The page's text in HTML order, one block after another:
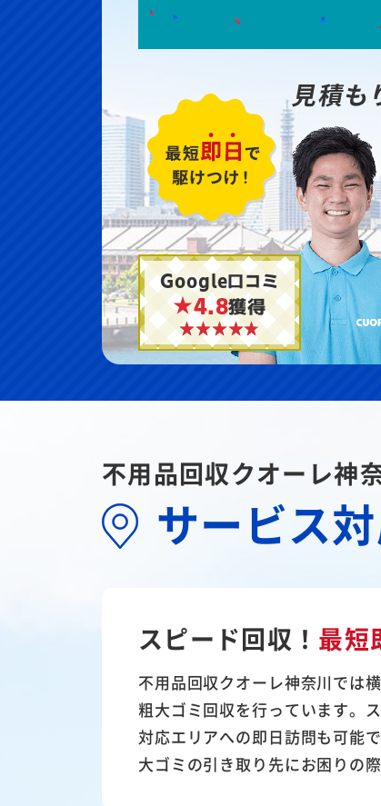
Google口コミ
★4.8獲得
見積も
不用品回収クオーレ神
サービス
スピード回収！ 最短
不用品回収クオーレ神奈川では
粗大ゴミ回収を行っています。
対応エリアへの即日訪問も可能
大ゴミの引き取り先にお困りの